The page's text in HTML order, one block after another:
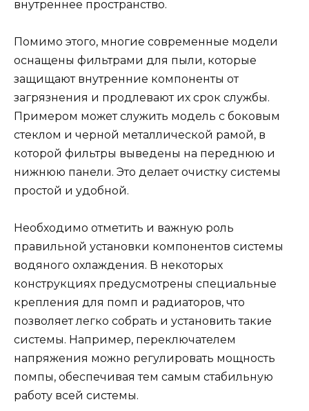
внутреннее пространство.
Помимо этого, многие современные модели
оснащены фильтрами для пыли, которые
защищают внутренние компоненты от
загрязнения и продлевают их срок службы.
Примером может служить модель с боковым
стеклом и черной металлической рамой, в
которой фильтры выведены на переднюю и
нижнюю панели. Это делает очистку системы
простой и удобной.
Необходимо отметить и важную роль
правильной установки компонентов системы
водяного охлаждения. В некоторых
конструкциях предусмотрены специальные
крепления для помп и радиаторов, что
позволяет легко собрать и установить такие
системы. Например, переключателем
напряжения можно регулировать мощность
помпы, обеспечивая тем самым стабильную
работу всей системы.